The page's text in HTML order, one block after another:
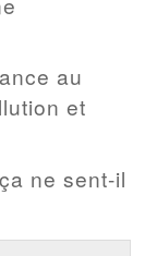
au
et
ne sent-il